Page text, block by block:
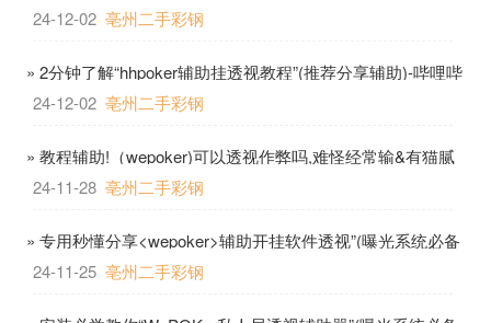
24-12-02 亳州二手彩钢
» 2分钟了解“hhpoker辅助挂透视教程”(推荐分享辅助)-哔哩哔
24-12-02 亳州二手彩钢
» 教程辅助!（wepoker)可以透视作弊吗,难怪经常输&有猫腻
24-11-28 亳州二手彩钢
» 专用秒懂分享<wepoker>辅助开挂软件透视”(曝光系统必备
24-11-25 亳州二手彩钢